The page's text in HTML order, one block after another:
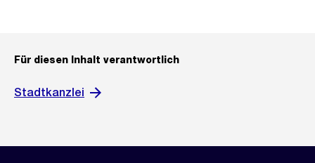
Für diesen Inhalt verantwortlich
Stadtkanzlei